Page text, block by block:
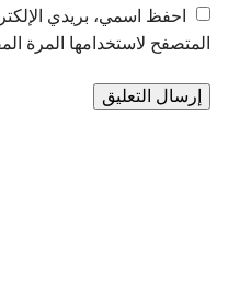
احفظ اسمي، بريدي
المتصفح لاستخدامها المرة